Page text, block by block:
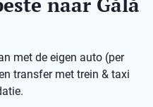
met de eigen auto (per
transfer met trein & taxi